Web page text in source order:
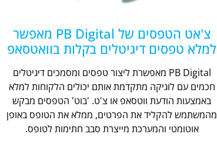
צ'אט הטפסים של PB Digital מאפשר
למלא טפסים דיגיטלים בקלות בוואטסאפ
PB Digital מאפשרת ליצור טפסים ומסמכים דיגיטלים
חכמים עם לוגיקה מתקדמת אותם יכולים הלקוחות למלא
באמצעות הודעת ווטסאפ או צ'ט. 'בוט' הטפסים מבקש
מהמשתמש להקליד את הפרטים, ממלא את הטופס באופן
אוטומטי והמערכת מייצרת סבב חתימות לטופס.